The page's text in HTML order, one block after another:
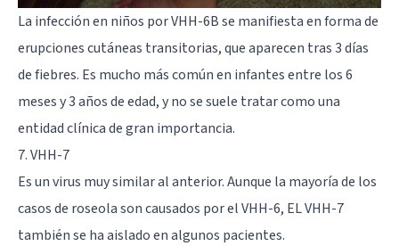
La infección en niños por VHH-6B se manifiesta en forma de
erupciones cutáneas transitorias, que aparecen tras 3 días
de fiebres. Es mucho más común en infantes entre los 6
meses y 3 años de edad, y no se suele tratar como una
entidad clínica de gran importancia.
7. VHH-7
Es un virus muy similar al anterior. Aunque la mayoría de los
casos de roseola son causados por el VHH-6, EL VHH-7
también se ha aislado en algunos pacientes.